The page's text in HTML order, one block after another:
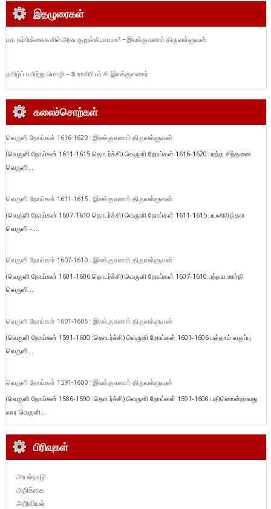
இதழுரைகள்
மத நம்பிக்கைகளில் அரசு குறுக்கிடலாமா? – இலக்குவனார் திருவள்ளுவன்
தமிழ்ப் பயிற்று மொழி – பேராசிரியர் சி.இலக்குவனார்
கலைச்சொற்கள்
வெருளி நோய்கள் 1616-1620 : இலக்குவனார் திருவள்ளுவன்
(வெருளி நோய்கள் 1611-1615 தொடர்ச்சி) வெருளி நோய்கள் 1616-1620 பரந்த சிந்தனை
வெருளி...
வெருளி நோய்கள் 1611-1615 : இலக்குவனார் திருவள்ளுவன்
(வெருளி நோய்கள் 1607-1610 தொடர்ச்சி) வெருளி நோய்கள் 1611-1615 பயனிலித்தள
வெருளி -...
வெருளி நோய்கள் 1607-1610 : இலக்குவனார் திருவள்ளுவன்
(வெருளி நோய்கள் 1601-1606 தொடர்ச்சி) வெருளி நோய்கள் 1607-1610 பந்தய ஊர்தி
வெருளி...
வெருளி நோய்கள் 1601-1606 : இலக்குவனார் திருவள்ளுவன்
(வெருளி நோய்கள் 1591-1600 :தொடர்ச்சி) வெருளி நோய்கள் 1601-1606 பத்தாம் வகுப்பு
வெருளி...
வெருளி நோய்கள் 1591-1600 : இலக்குவனார் திருவள்ளுவன்
(வெருளி நோய்கள் 1586-1590 :தொடர்ச்சி) வெருளி நோய்கள் 1591-1600 பதினொன்றாவது
வார வெருளி...
பிரிவுகள்
அயல்நாடு
அறிக்கை
அறிவியல்